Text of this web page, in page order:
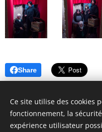
Share
Ce site utilise des cookies
fonctionnement, la
expérience utilisateur